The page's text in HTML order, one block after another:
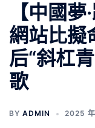
【中國
網站比擬
后“斜杠
歌
BY ADMIN 2025